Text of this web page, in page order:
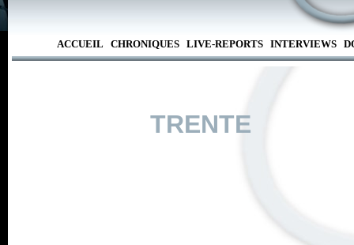
ACCUEIL CHRONIQUES LIVE-REPORTS INTERVIEWS
TRENTE